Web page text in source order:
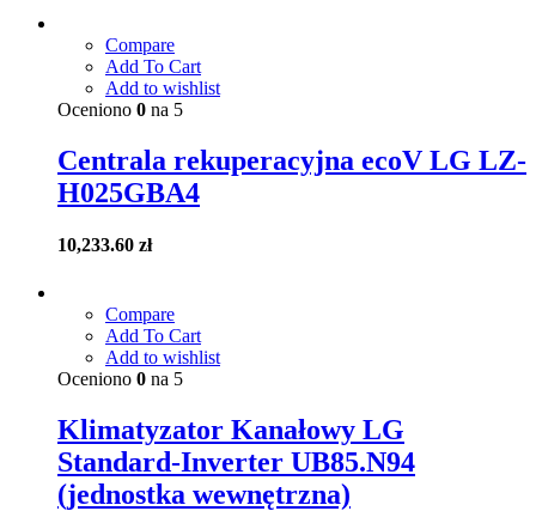
Compare
Add To Cart
Add to wishlist
Oceniono 0 na 5
Centrala rekuperacyjna ecoV LG LZ-
H025GBA4
10,233.60 zł
Compare
Add To Cart
Add to wishlist
Oceniono 0 na 5
Klimatyzator Kanałowy LG
Standard-Inverter UB85.N94
(jednostka wewnętrzna)